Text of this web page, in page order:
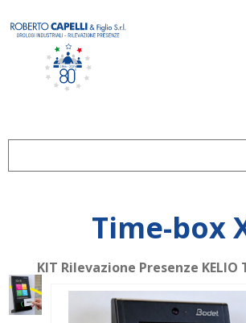
Time-box
KIT Rilevazione Presenze KELIO